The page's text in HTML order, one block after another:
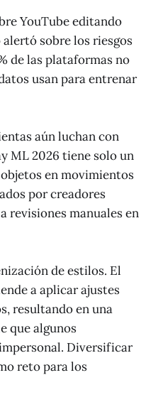
YouTube editando
sobre los riesgos
de las plataformas no
usan para entrenar
aún luchan con
ML 2026 tiene solo un
en movimientos
por creadores
revisiones manuales en
de estilos. El
a aplicar ajustes
resultando en una
que algunos
Diversificar
reto para los